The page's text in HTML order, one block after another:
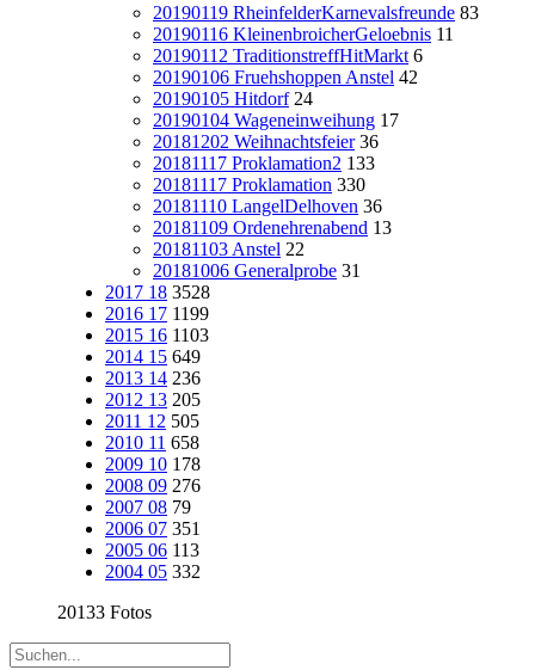
20190119 RheinfelderKarnevalsfreunde 83
20190116 KleinenbroicherGeloebnis 11
20190112 TraditionstreffHitMarkt 6
20190106 Fruehshoppen Anstel 42
20190105 Hitdorf 24
20190104 Wageneinweihung 17
20181202 Weihnachtsfeier 36
20181117 Proklamation2 133
20181117 Proklamation 330
20181110 LangelDelhoven 36
20181109 Ordenehrenabend 13
20181103 Anstel 22
20181006 Generalprobe 31
2017 18 3528
2016 17 1199
2015 16 1103
2014 15 649
2013 14 236
2012 13 205
2011 12 505
2010 11 658
2009 10 178
2008 09 276
2007 08 79
2006 07 351
2005 06 113
2004 05 332
20133 Fotos